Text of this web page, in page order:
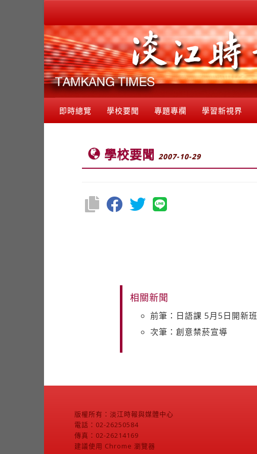
即時總覽 學校要聞 專題專欄 學習新視界
學校要聞 2007-10-29
相關新聞
前筆：日語課 5月5日開新班
次筆：創意禁菸宣導
版權所有：淡江時報與媒體中心
電話：02-26250584
傳真：02-26214169
建議使用 Chrome 瀏覽器